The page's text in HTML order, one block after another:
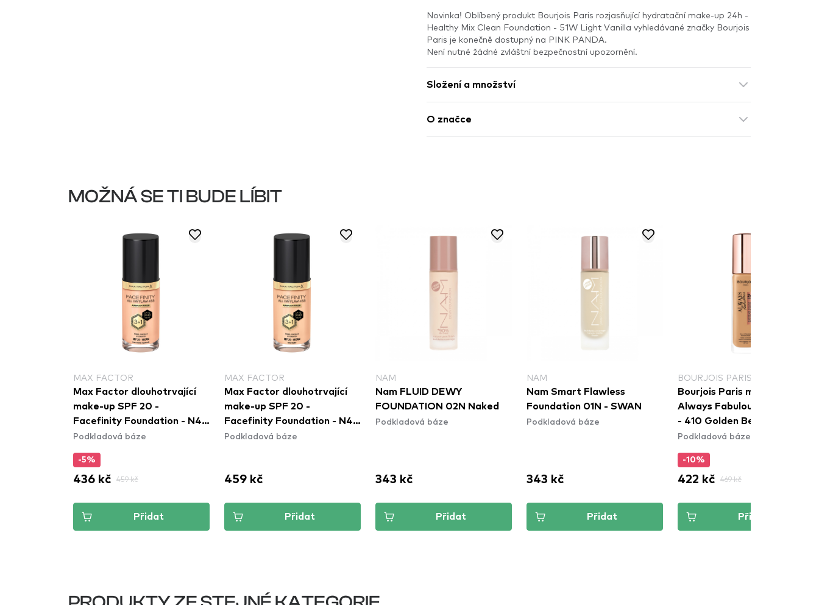
Novinka! Oblíbený produkt Bourjois Paris rozjasňující hydratační make-up 24h -
Healthy Mix Clean Foundation - 51W Light Vanilla vyhledávané značky Bourjois
Paris je konečně dostupný na PINK PANDA.
Není nutné žádné zvláštní bezpečnostní upozornění.
Složení a množství
O značce
MOŽNÁ SE TI BUDE LÍBIT
MAX FACTOR
Max Factor dlouhotrvající
make-up SPF 20 -
Facefinity Foundation - N45
Warm Almond
Podkladová báze
-5%
436 kč 459 kč
Přidat
MAX FACTOR
Max Factor dlouhotrvající
make-up SPF 20 -
Facefinity Foundation - N42
Ivory
Podkladová báze
459 kč
Přidat
NAM
Nam FLUID DEWY
FOUNDATION 02N Naked
Podkladová báze
343 kč
Přidat
NAM
Nam Smart Flawless
Foundation 01N - SWAN
Podkladová báze
343 kč
Přidat
BOURJOIS PARIS
Bourjois Paris make-up -
Always Fabulous Foundation
- 410 Golden Beige
Podkladová báze
-10%
422 kč 469 kč
Přidat